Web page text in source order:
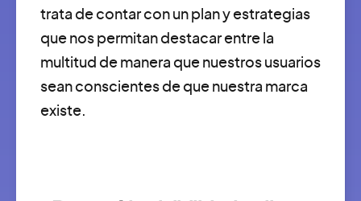
trata de contar con un plan y estrategias
que nos permitan destacar entre la
multitud de manera que nuestros usuarios
sean conscientes de que nuestra marca
existe.